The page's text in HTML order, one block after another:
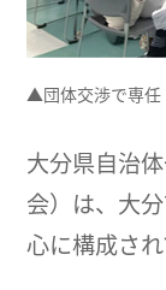
▲団体交渉で専任
大分県自治
会）は、大
心に構成され